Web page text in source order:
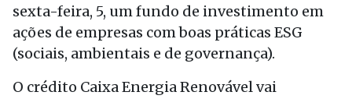
sexta-feira, 5, um fundo de investimento em
ações de empresas com boas práticas ESG
(sociais, ambientais e de governança).
O crédito Caixa Energia Renovável vai